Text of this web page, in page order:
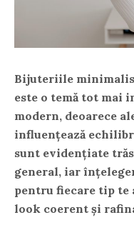
Bijuteriile
este o temă tot mai
modern, deoarece
influențează
sunt evidențiate
general, iar
pentru fiecare tip te
look coerent și